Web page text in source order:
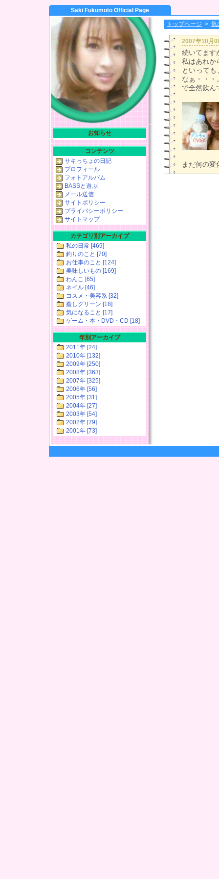
Saki Fukumoto Official Page
トップページ > 気
2007年10月
続いてます
私はあれか
といって
なぁ・・・
で全然飲ん
まだ何の
お知らせ
コンテンツ
サキっちょの日記
プロフィール
フォトアルバム
BASSと遊ぶ
メール送信
サイトポリシー
プライバシーポリシー
サイトマップ
カテゴリ別アーカイブ
私の日常 [469]
釣りのこと [70]
お仕事のこと [124]
美味しいもの [169]
わんこ [65]
ネイル [46]
コスメ・美容系 [32]
癒しグリーン [18]
気になること [17]
ゲーム・本・DVD・CD [18]
年別アーカイブ
2011年 [24]
2010年 [132]
2009年 [250]
2008年 [363]
2007年 [325]
2006年 [56]
2005年 [31]
2004年 [27]
2003年 [54]
2002年 [79]
2001年 [73]